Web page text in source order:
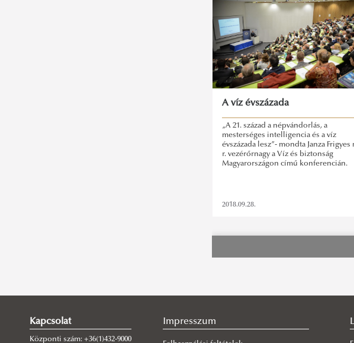
A víz évszázada
„A 21. század a népvándorlás, a
mesterséges intelligencia és a víz
évszázada lesz”- mondta Janza Frigyes
r. vezérőrnagy a Víz és biztonság
Magyarországon című konferencián.
2018.09.28.
Kapcsolat
Központi szám: +36(1)432-9000
Impresszum